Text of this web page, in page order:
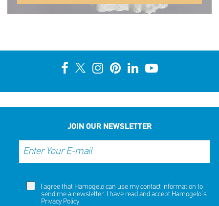
JOIN OUR NEWSLETTER
I agree that Hamogelo can use my contact information to
send me a newsletter. I have read and accept Hamogelo's
Privacy Policy.